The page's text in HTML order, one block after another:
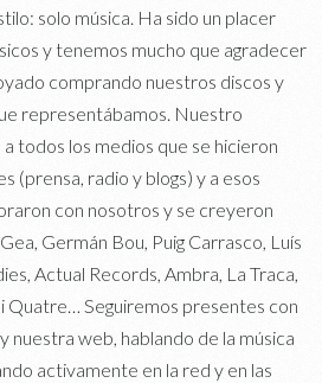
solo música. Ha sido un placer
y tenemos mucho que agradecer
comprando nuestros discos y
representábamos. Nuestro
todos los medios que se hicieron
(prensa, radio y blogs) y a esos
con nosotros y se creyeron
Germán Bou, Puig Carrasco, Luís
Actual Records, Ambra, La Traca,
i Quatre… Seguiremos presentes con
nuestra web, hablando de la música
activamente en la red y en las